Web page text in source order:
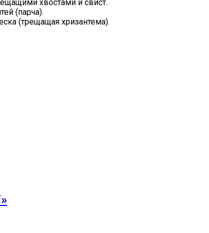
хвостами и свист.
(парча).
(трещащая хризантема).